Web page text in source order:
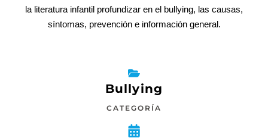
la literatura infantil profundizar en el bullying, las causas,
síntomas, prevención e información general.
Bullying
CATEGORÍA